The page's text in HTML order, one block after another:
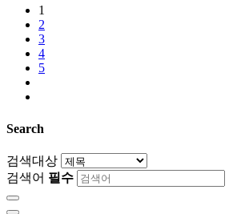
1
2
3
4
5
Search
검색대상
검색어 필수